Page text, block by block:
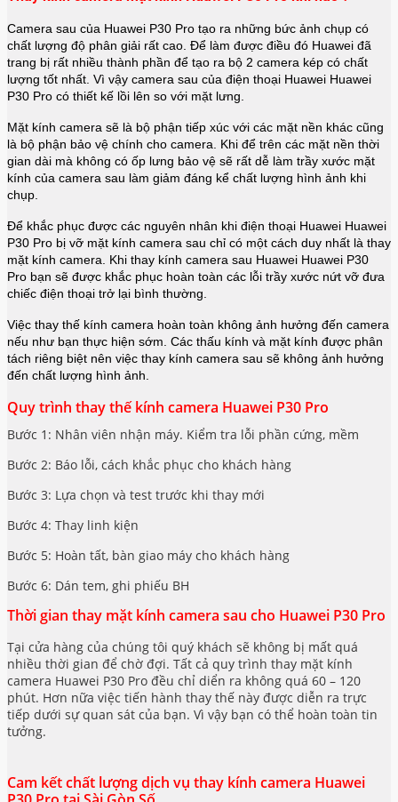
Camera sau của Huawei P30 Pro tạo ra những bức ảnh chụp có
chất lượng độ phân giải rất cao. Để làm được điều đó Huawei đã
trang bị rất nhiều thành phần để tạo ra bộ 2 camera kép có chất
lượng tốt nhất. Vì vậy camera sau của điện thoại Huawei Huawei
P30 Pro có thiết kế lồi lên so với mặt lưng.
Mặt kính camera sẽ là bộ phận tiếp xúc với các mặt nền khác cũng
là bộ phận bảo vệ chính cho camera. Khi để trên các mặt nền thời
gian dài mà không có ốp lưng bảo vệ sẽ rất dễ làm trầy xước mặt
kính của camera sau làm giảm đáng kể chất lượng hình ảnh khi
chụp.
Để khắc phục được các nguyên nhân khi điện thoại Huawei Huawei
P30 Pro bị vỡ mặt kính camera sau chỉ có một cách duy nhất là thay
mặt kính camera. Khi thay kính camera sau Huawei Huawei P30
Pro bạn sẽ được khắc phục hoàn toàn các lỗi trầy xước nứt vỡ đưa
chiếc điện thoại trở lại bình thường.
Việc thay thế kính camera hoàn toàn không ảnh hưởng đến camera
nếu như bạn thực hiện sớm. Các thấu kính và mặt kính được phân
tách riêng biệt nên việc thay kính camera sau sẽ không ảnh hưởng
đến chất lượng hình ảnh.
Quy trình thay thế kính camera Huawei P30 Pro
Bước 1: Nhân viên nhận máy. Kiểm tra lỗi phần cứng, mềm
Bước 2: Báo lỗi, cách khắc phục cho khách hàng
Bước 3: Lựa chọn và test trước khi thay mới
Bước 4: Thay linh kiện
Bước 5: Hoàn tất, bàn giao máy cho khách hàng
Bước 6: Dán tem, ghi phiếu BH
Thời gian thay mặt kính camera sau cho Huawei P30 Pro
Tại cửa hàng của chúng tôi quý khách sẽ không bị mất quá
nhiều thời gian để chờ đợi. Tất cả quy trình thay mặt kính
camera Huawei P30 Pro đều chỉ diển ra không quá 60 – 120
phút. Hơn nữa việc tiến hành thay thế này được diễn ra trực
tiếp dưới sự quan sát của bạn. Vì vậy bạn có thể hoàn toàn tin
tưởng.
Cam kết chất lượng dịch vụ thay kính camera Huawei